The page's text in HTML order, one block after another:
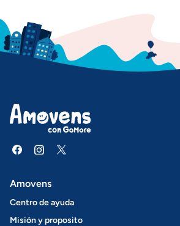
Amovens
Centro de ayuda
Misión y proposito